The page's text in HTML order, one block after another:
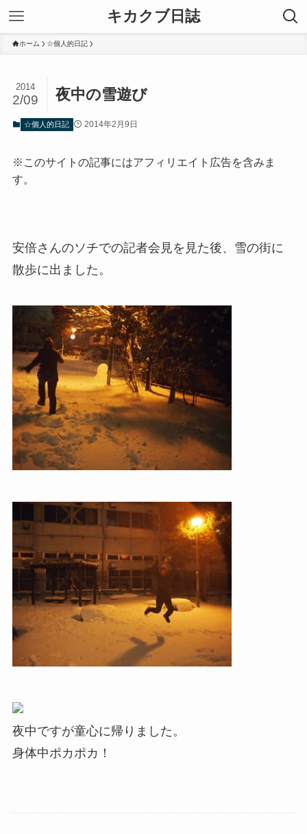
キカクブ日誌
ホーム ☆個人的日記
夜中の雪遊び
2014
2/09
☆個人的日記 2014年2月9日
※このサイトの記事にはアフィリエイト広告を含みま
す。
安倍さんのソチでの記者会見を見た後、雪の街に
散歩に出ました。
夜中ですが童心に帰りました。
身体中ポカポカ！